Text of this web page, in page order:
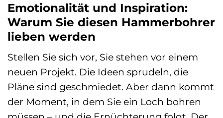
Emotionalität und Inspiration:
Warum Sie diesen Hammerbohrer
lieben werden
Stellen Sie sich vor, Sie stehen vor einem
neuen Projekt. Die Ideen sprudeln, die
Pläne sind geschmiedet. Aber dann kommt
der Moment, in dem Sie ein Loch bohren